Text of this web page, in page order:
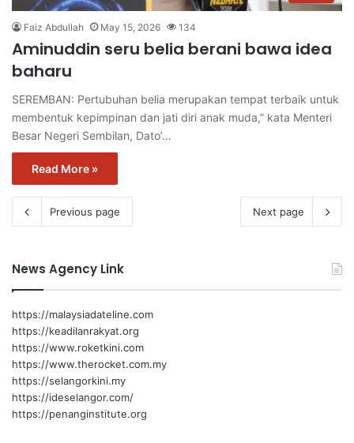
Faiz Abdullah May 15, 2026 134
Aminuddin seru belia berani bawa idea
baharu
SEREMBAN: Pertubuhan belia merupakan tempat terbaik untuk
membentuk kepimpinan dan jati diri anak muda,” kata Menteri
Besar Negeri Sembilan, Dato’…
Read More »
Previous page Next page
News Agency Link
https://malaysiadateline.com
https://keadilanrakyat.org
https://www.roketkini.com
https://www.therocket.com.my
https://selangorkini.my
https://ideselangor.com/
https://penanginstitute.org